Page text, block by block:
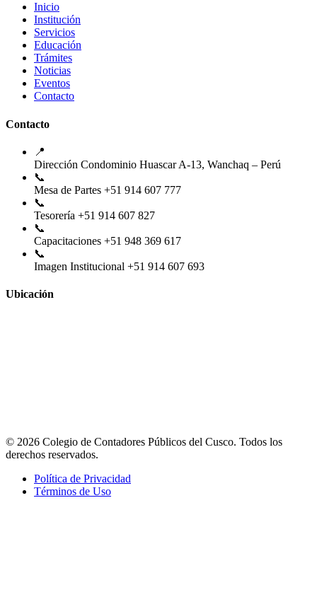
Inicio
Institución
Servicios
Educación
Trámites
Noticias
Eventos
Contacto
Contacto
📍
Dirección Condominio Huascar A-13, Wanchaq – Perú
📞
Mesa de Partes +51 914 607 777
📞
Tesorería +51 914 607 827
📞
Capacitaciones +51 948 369 617
📞
Imagen Institucional +51 914 607 693
Ubicación
© 2026 Colegio de Contadores Públicos del Cusco. Todos los
derechos reservados.
Política de Privacidad
Términos de Uso